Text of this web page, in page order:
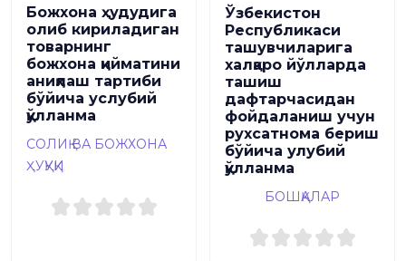
Божхона ҳудудига
олиб кириладиган
товарнинг
божхона қийматини
аниқлаш тартиби
бўйича услубий
қўлланма
СОЛИҚ ВА БОЖХОНА
ҲУҚУҚИ
Ўзбекистон
Республикаси
ташувчиларига
халқаро йўлларда
ташиш
дафтарчасидан
фойдаланиш учун
рухсатнома бериш
бўйича улубий
қўлланма
БОШҚАЛАР